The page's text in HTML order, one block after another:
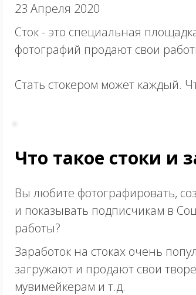
23 Апреля 2020
Сток - это специальная
фотографий продают свои
Стать стокером может каждый.
Что такое стоки и
Вы любите фотографировать,
и показывать подписчикам в
работы?
Заработок на стоках очень
загружают и продают свои
мувимейкерам и т.д.